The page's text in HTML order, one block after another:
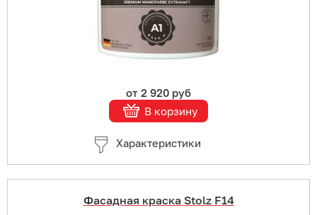
от 2 920 руб
В корзину
Характеристики
Подробнее
Фасадная краска Stolz F14